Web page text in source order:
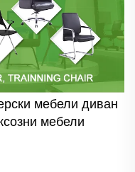
мебели диван
мебели